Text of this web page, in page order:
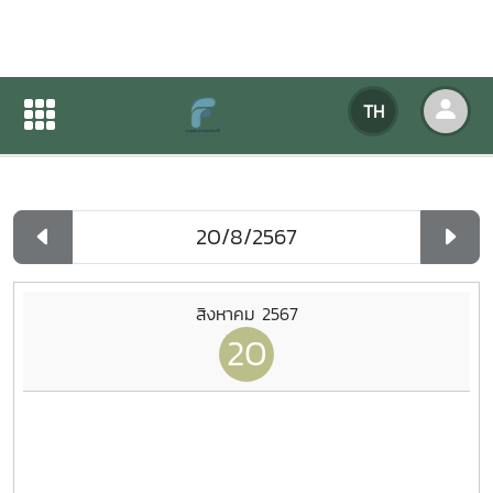
TH
ปฏิทินกิจกรรมของหน่วยงาน
ปฏิทินกิจกรรมของหน่วยงาน
สิงหาคม 2567
20